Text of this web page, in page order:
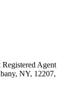
Agent
NY, 12207,